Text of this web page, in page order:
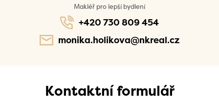
Makléř pro lepší bydlení
+420 730 809 454
monika.holikova@nkreal.cz
Kontaktní formulář